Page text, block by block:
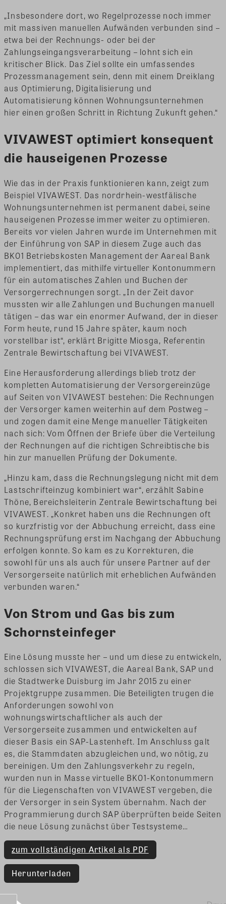
„Insbesondere dort, wo Regelprozesse noch immer
mit massiven manuellen Aufwänden verbunden sind –
etwa bei der Rechnungs- oder bei der
Zahlungseingangsverarbeitung – lohnt sich ein
kritischer Blick. Das Ziel sollte ein umfassendes
Prozessmanagement sein, denn mit einem Dreiklang
aus Optimierung, Digitalisierung und
Automatisierung können Wohnungsunternehmen
hier einen großen Schritt in Richtung Zukunft gehen.“
VIVAWEST optimiert konsequent
die hauseigenen Prozesse
Wie das in der Praxis funktionieren kann, zeigt zum
Beispiel VIVAWEST. Das nordrhein-westfälische
Wohnungsunternehmen ist permanent dabei, seine
hauseigenen Prozesse immer weiter zu optimieren.
Bereits vor vielen Jahren wurde im Unternehmen mit
der Einführung von SAP in diesem Zuge auch das
BK01 Betriebskosten Management der Aareal Bank
implementiert, das mithilfe virtueller Kontonummern
für ein automatisches Zahlen und Buchen der
Versorgerrechnungen sorgt. „In der Zeit davor
mussten wir alle Zahlungen und Buchungen manuell
tätigen – das war ein enormer Aufwand, der in dieser
Form heute, rund 15 Jahre später, kaum noch
vorstellbar ist“, erklärt Brigitte Miosga, Referentin
Zentrale Bewirtschaftung bei VIVAWEST.
Eine Herausforderung allerdings blieb trotz der
kompletten Automatisierung der Versorgereinzüge
auf Seiten von VIVAWEST bestehen: Die Rechnungen
der Versorger kamen weiterhin auf dem Postweg –
und zogen damit eine Menge manueller Tätigkeiten
nach sich: Vom Öffnen der Briefe über die Verteilung
der Rechnungen auf die richtigen Schreibtische bis
hin zur manuellen Prüfung der Dokumente.
„Hinzu kam, dass die Rechnungslegung nicht mit dem
Lastschrifteinzug kombiniert war“, erzählt Sabine
Thöne, Bereichsleiterin Zentrale Bewirtschaftung bei
VIVAWEST. „Konkret haben uns die Rechnungen oft
so kurzfristig vor der Abbuchung erreicht, dass eine
Rechnungsprüfung erst im Nachgang der Abbuchung
erfolgen konnte. So kam es zu Korrekturen, die
sowohl für uns als auch für unsere Partner auf der
Versorgerseite natürlich mit erheblichen Aufwänden
verbunden waren.“
Von Strom und Gas bis zum
Schornsteinfeger
Eine Lösung musste her – und um diese zu entwickeln,
schlossen sich VIVAWEST, die Aareal Bank, SAP und
die Stadtwerke Duisburg im Jahr 2015 zu einer
Projektgruppe zusammen. Die Beteiligten trugen die
Anforderungen sowohl von
wohnungswirtschaftlicher als auch der
Versorgerseite zusammen und entwickelten auf
dieser Basis ein SAP-Lastenheft. Im Anschluss galt
es, die Stammdaten abzugleichen und, wo nötig, zu
bereinigen. Um den Zahlungsverkehr zu regeln,
wurden nun in Masse virtuelle BK01-Kontonummern
für die Liegenschaften von VIVAWEST vergeben, die
der Versorger in sein System übernahm. Nach der
Programmierung durch SAP überprüften beide Seiten
die neue Lösung zunächst über Testsysteme…
zum vollständigen Artikel als PDF
Herunterladen